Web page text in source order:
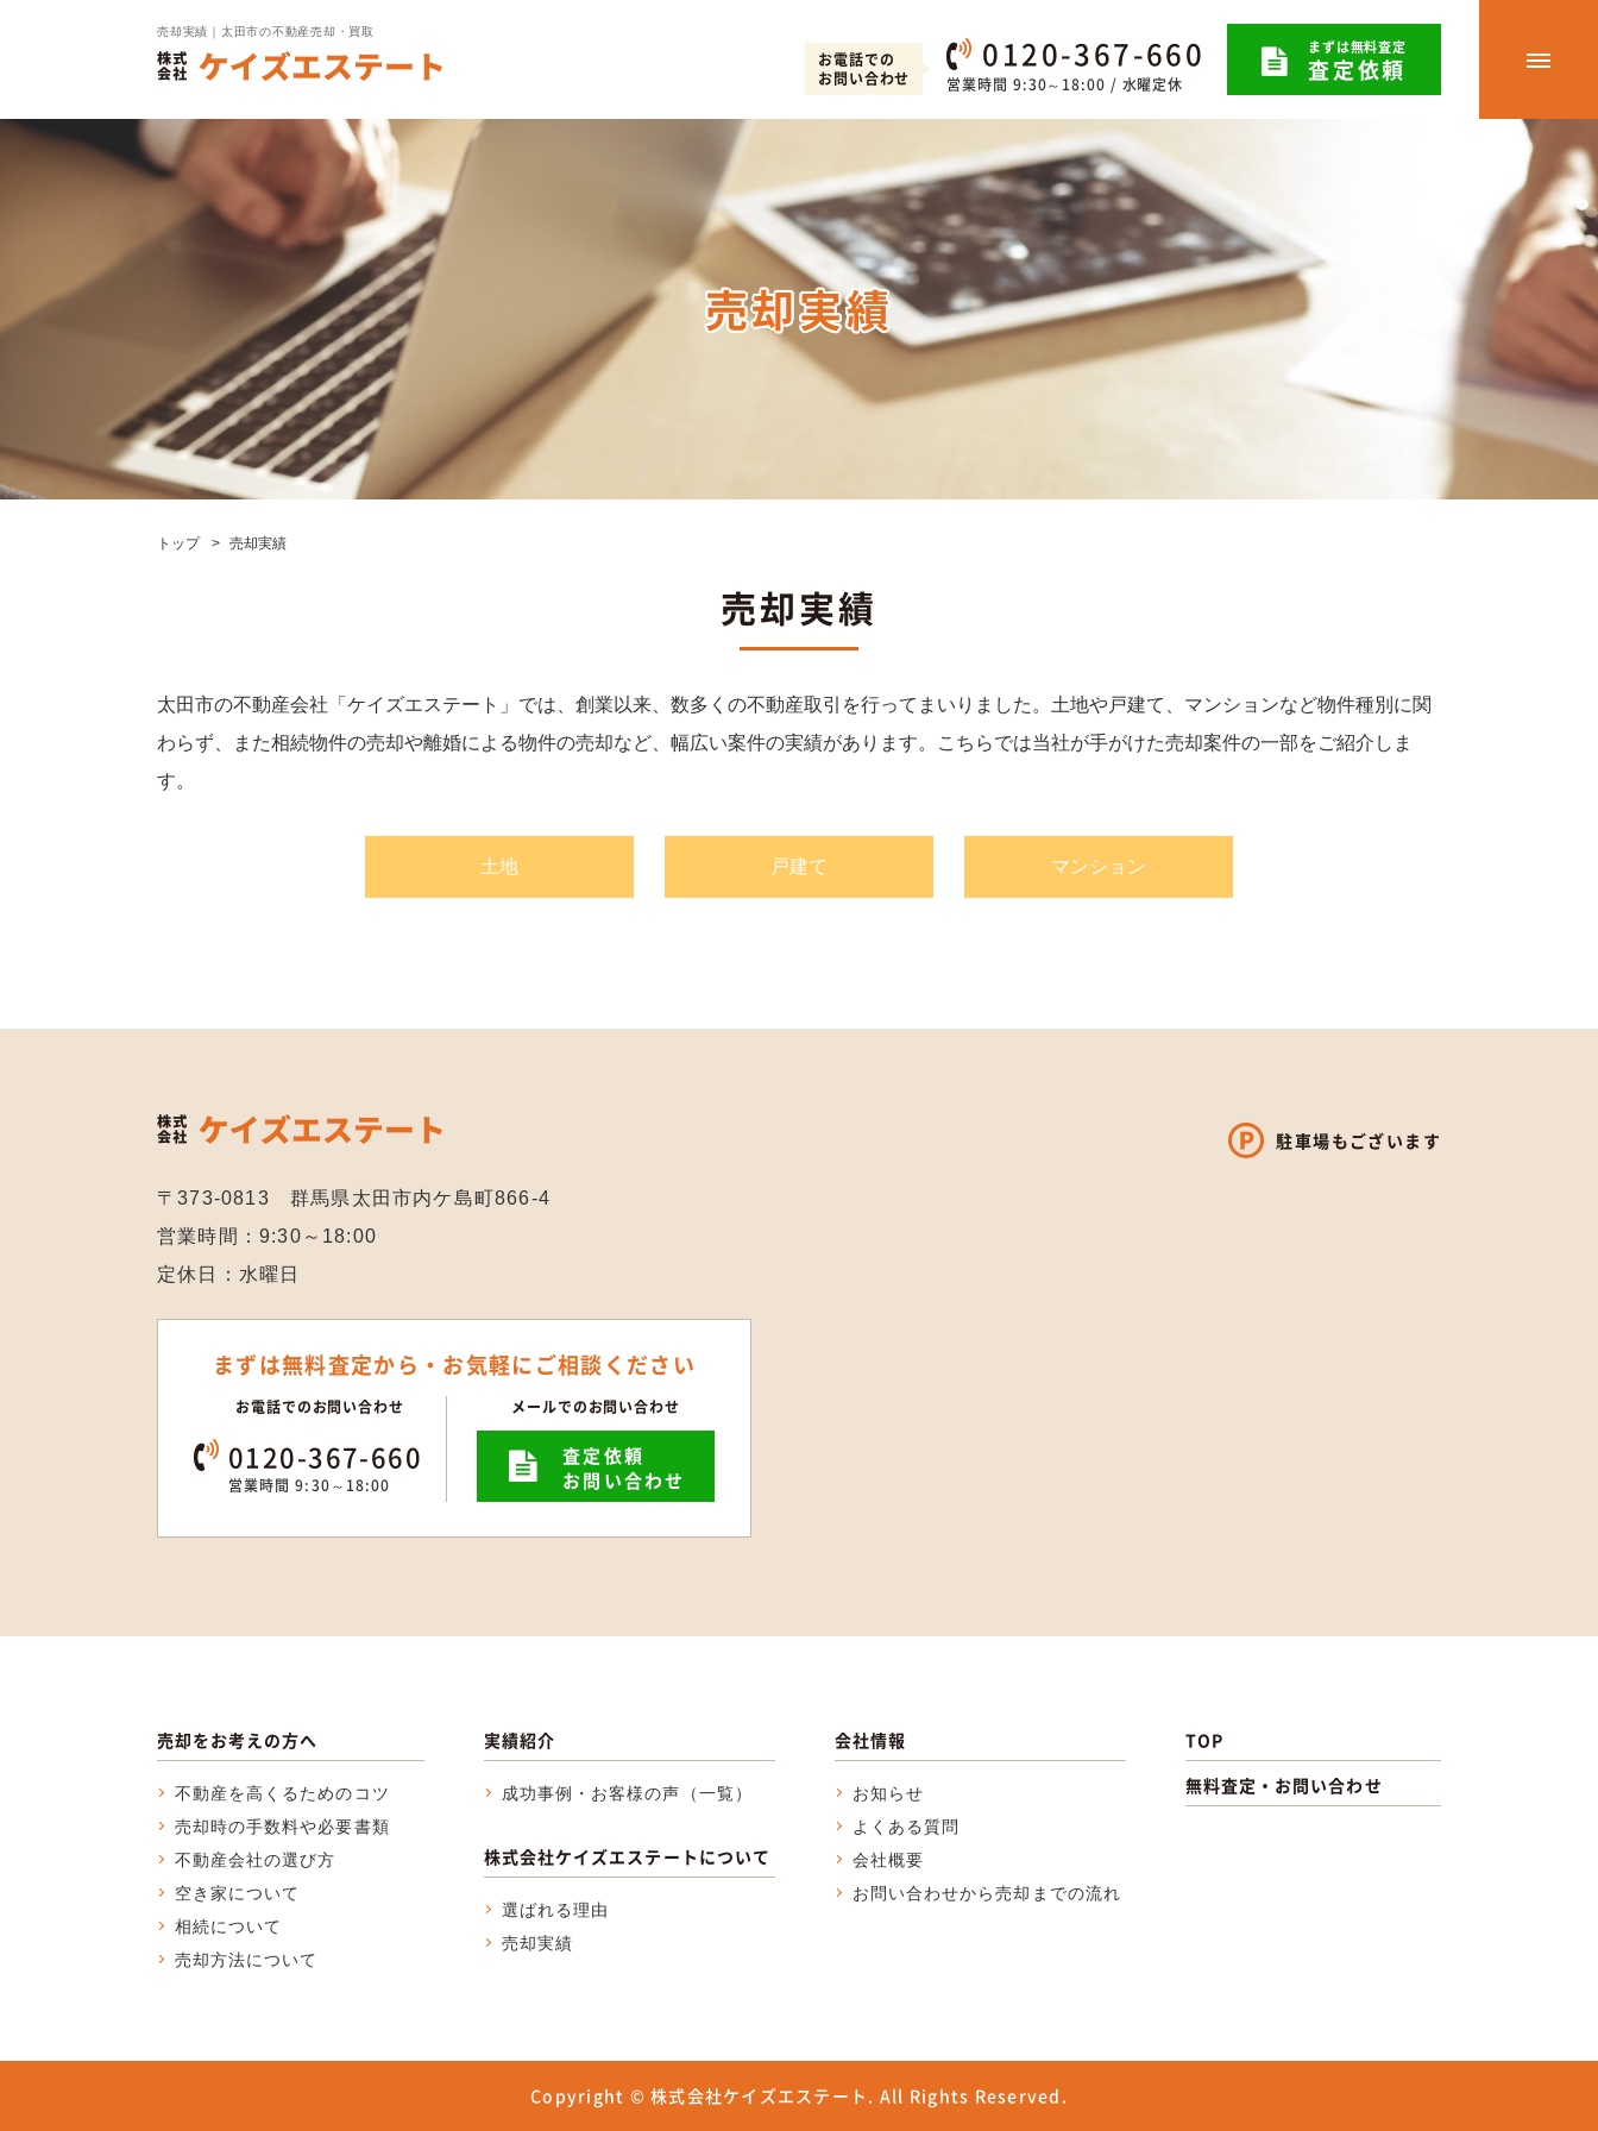
売却実績｜太田市の不動産売却・買取
お電話での
お問い合わせ
0120-367-660
営業時間 9:30～18:00 / 水曜定休
まずは無料査定
査定依頼
売却実績
トップ 売却実績
売却実績
太田市の不動産会社「ケイズエステート」では、創業以来、数多くの不動産取引を行ってまいりました。土地や戸建て、マンションなど物件種別に関
わらず、また相続物件の売却や離婚による物件の売却など、幅広い案件の実績があります。こちらでは当社が手がけた売却案件の一部をご紹介しま
す。
土地 戸建て マンション
〒373-0813 群馬県太田市内ケ島町866-4
営業時間：9:30～18:00
定休日：水曜日
まずは無料査定から・ お気軽にご相談ください
お電話でのお問い合わせ
0120-367-660
営業時間 9:30～18:00
メールでのお問い合わせ
査定依頼
お問い合わせ
駐車場もございます
売却をお考えの方へ
不動産を高くるためのコツ
売却時の手数料や必要書類
不動産会社の選び方
空き家について
相続について
売却方法について
実績紹介
成功事例・お客様の声（一覧）
株式会社ケイズエステートについて
選ばれる理由
売却実績
会社情報
お知らせ
よくある質問
会社概要
お問い合わせから売却までの流れ
TOP
無料査定・お問い合わせ
Copyright © 株式会社ケイズエステート. All Rights Reserved.